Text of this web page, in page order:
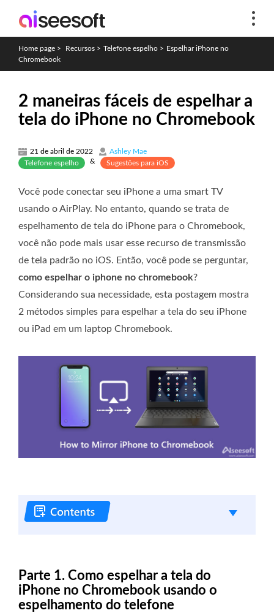
Home page > Recursos > Telefone espelho > Espelhar iPhone no
Chromebook
2 maneiras fáceis de espelhar a
tela do iPhone no Chromebook
21 de abril de 2022
Ashley Mae
Telefone espelho
& Sugestões para iOS
Você pode conectar seu iPhone a uma smart TV
usando o AirPlay. No entanto, quando se trata de
espelhamento de tela do iPhone para o Chromebook,
você não pode mais usar esse recurso de transmissão
de tela padrão no iOS. Então, você pode se perguntar,
como espelhar o iphone no chromebook?
Considerando sua necessidade, esta postagem mostra
2 métodos simples para espelhar a tela do seu iPhone
ou iPad em um laptop Chromebook.
Parte 1. Como espelhar a tela do
iPhone no Chromebook usando o
espelhamento do telefone